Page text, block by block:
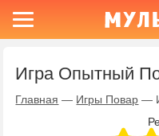
Игра Опытный
Главная — Игры Повар —